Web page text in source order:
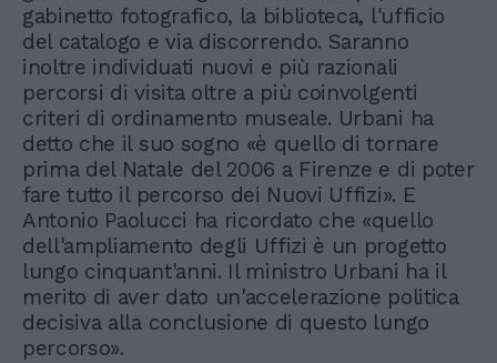
gabinetto fotografico, la biblioteca, l'ufficio
del catalogo e via discorrendo. Saranno
inoltre individuati nuovi e più razionali
percorsi di visita oltre a più coinvolgenti
criteri di ordinamento museale. Urbani ha
detto che il suo sogno «è quello di tornare
prima del Natale del 2006 a Firenze e di poter
fare tutto il percorso dei Nuovi Uffizi». E
Antonio Paolucci ha ricordato che «quello
dell'ampliamento degli Uffizi è un progetto
lungo cinquant'anni. Il ministro Urbani ha il
merito di aver dato un'accelerazione politica
decisiva alla conclusione di questo lungo
percorso».